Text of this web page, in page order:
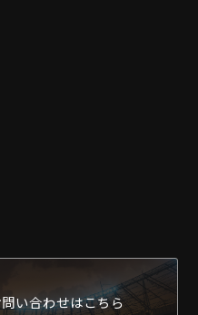
問い合わせはこちら